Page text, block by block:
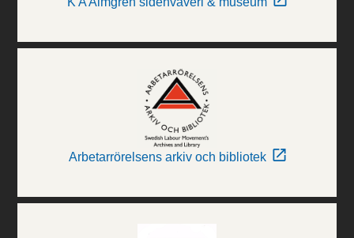
Arbetarrörelsens arkiv och bibliotek